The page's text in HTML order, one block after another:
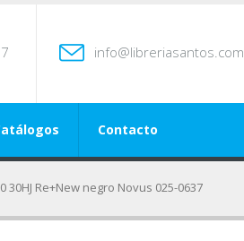
info@libreriasantos.com
Contacto
30HJ Re+New negro Novus 025-0637